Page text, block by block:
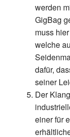
werden
GigBag
muss hier
welche
dafür,
seiner
Der
einer für